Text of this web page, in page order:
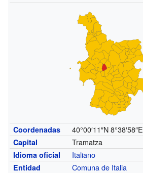
Coordenadas 40°00′11″N 8°38′58″E
Capital Tramatza
Idioma oficial Italiano
Entidad
Comuna de Italia